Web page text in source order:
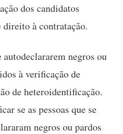
dos candidatos
à contratação.
autodeclararem negros ou
à verificação de
de heteroidentificação.
se as pessoas que se
negros ou pardos